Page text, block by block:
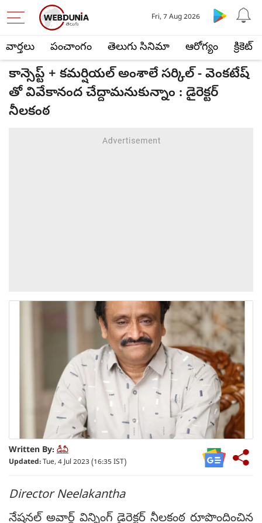
వార్తలు పంచాంగం తెలుగు సినిమా ఆరోగ్యం క్రికెట్
Fri, 7 Aug 2026
కాన్సెప్ట్‌ + కమర్షియల్ అంశాలే సర్కిల్ - వెంకటేష్
తో వివేకానంద చేద్దామనుకున్నాం : డైరెక్టర్
నీలకంఠ
Written By: డీవీ
Updated:Tue, 4 Jul 2023 (16:35 IST)
Director Neelakantha
నేషనల్ అవార్డ్ విన్నింగ్ డైరెక్టర్ నీలకంఠ రూపొందించిన